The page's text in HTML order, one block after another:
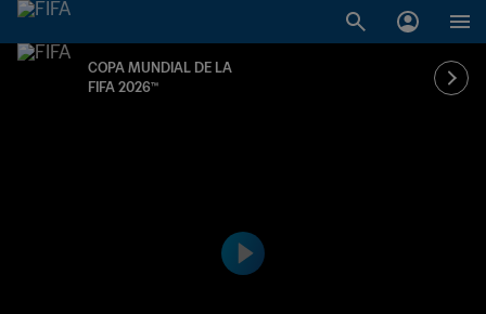
COPA MUNDIAL DE LA
FIFA 2026™